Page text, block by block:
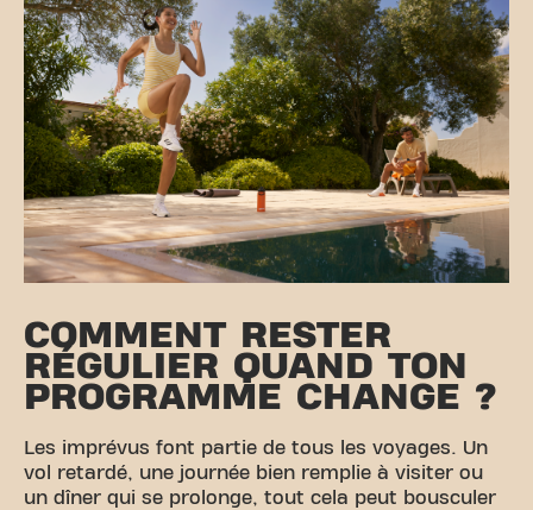
COMMENT RESTER
RÉGULIER QUAND TON
PROGRAMME CHANGE ?
Les imprévus font partie de tous les voyages. Un
vol retardé, une journée bien remplie à visiter ou
un dîner qui se prolonge, tout cela peut bousculer